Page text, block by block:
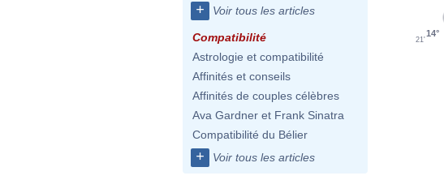
+ Voir tous les articles
Compatibilité
Astrologie et compatibilité
Affinités et conseils
Affinités de couples célèbres
Ava Gardner et Frank Sinatra
Compatibilité du Bélier
+ Voir tous les articles
14°
21'